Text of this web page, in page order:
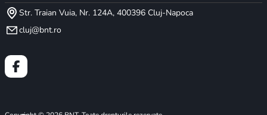
Str. Traian Vuia, Nr. 124A, 400396 Cluj-Napoca
cluj@bnt.ro